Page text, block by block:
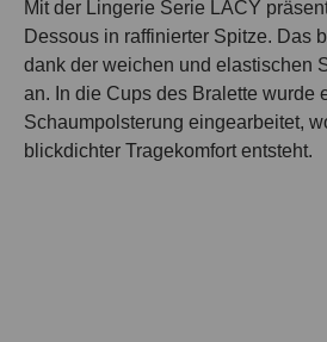
Mit der Lingerie Serie LACY
Dessous in raffinierter Spitze. Das
dank der weichen und elastischen
an. In die Cups des Bralette wurde
Schaumpolsterung eingearbeitet,
blickdichter Tragekomfort entsteht.